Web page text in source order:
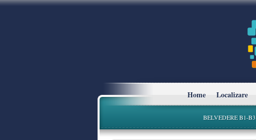
Home Localizare
BELVEDERE B1-B3